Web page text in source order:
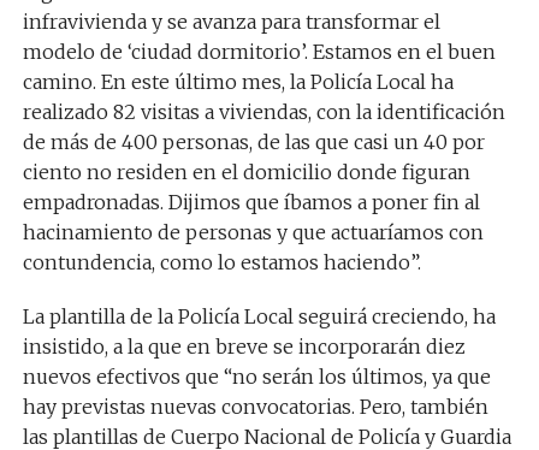
infravivienda y se avanza para transformar el
modelo de ‘ciudad dormitorio’. Estamos en el buen
camino. En este último mes, la Policía Local ha
realizado 82 visitas a viviendas, con la identificación
de más de 400 personas, de las que casi un 40 por
ciento no residen en el domicilio donde figuran
empadronadas. Dijimos que íbamos a poner fin al
hacinamiento de personas y que actuaríamos con
contundencia, como lo estamos haciendo”.
La plantilla de la Policía Local seguirá creciendo, ha
insistido, a la que en breve se incorporarán diez
nuevos efectivos que “no serán los últimos, ya que
hay previstas nuevas convocatorias. Pero, también
las plantillas de Cuerpo Nacional de Policía y Guardia